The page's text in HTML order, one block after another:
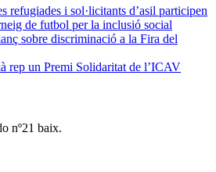
refugiades i sol·licitants d’asil participen
de futbol per la inclusió social
sobre discriminació a la Fira del
rep un Premi Solidaritat de l’ICAV
nº21 baix.